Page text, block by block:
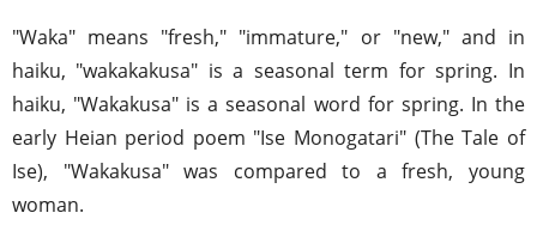
"Waka" means "fresh," "immature," or "new," and in
haiku, "wakakakusa" is a seasonal term for spring. In
haiku, "Wakakusa" is a seasonal word for spring. In the
early Heian period poem "Ise Monogatari" (The Tale of
Ise), "Wakakusa" was compared to a fresh, young
woman.